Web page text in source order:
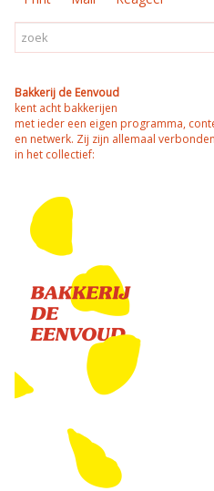
Bakkerij de Eenvoud
kent acht bakkerijen
met ieder een eigen programma,
en netwerk. Zij zijn allemaal verbonden
in het collectief: